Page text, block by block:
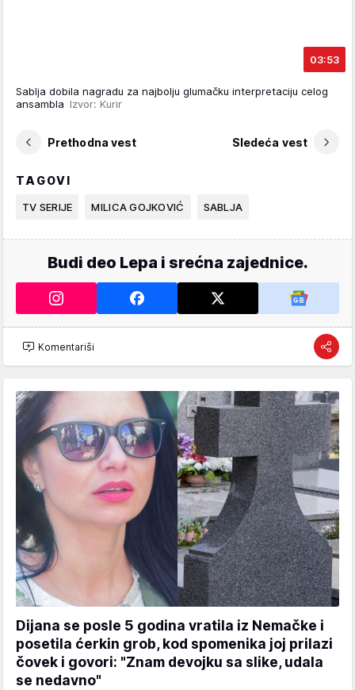
03:53
Sablja dobila nagradu za najbolju glumačku interpretaciju celog
ansambla Izvor: Kurir
Prethodna vest Sledeća vest
TAGOVI
TV SERIJE MILICA GOJKOVIĆ SABLJA
Budi deo Lepa i srećna zajednice.
Komentariši
Dijana se posle 5 godina vratila iz Nemačke i
posetila ćerkin grob, kod spomenika joj prilazi
čovek i govori: "Znam devojku sa slike, udala
se nedavno"